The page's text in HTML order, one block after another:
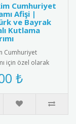
Cumhuriyet
Afişi |
ve Bayrak
Kutlama
Cumhuriyet
için özel olarak
afiş. Türk
ve Atatürk
süs..
₺